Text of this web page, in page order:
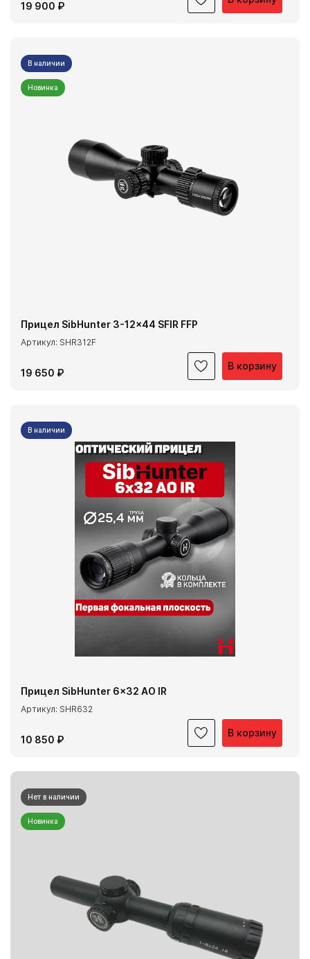
19 900 ₽
В наличии
Новинка
В корзину
Прицел SibHunter 3-12x44 SFIR FFP
Артикул: SHR312F
19 650 ₽
В наличии
В корзину
Прицел SibHunter 6x32 AO IR
Артикул: SHR632
10 850 ₽
Нет в наличии
Новинка